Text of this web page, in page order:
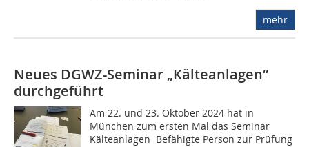
mehr
Neues DGWZ-Seminar „Kälteanlagen“
durchgeführt
Am 22. und 23. Oktober 2024 hat in
München zum ersten Mal das Seminar
Kälteanlagen  Befähigte Person zur Prüfung